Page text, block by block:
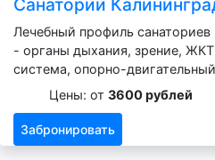
Санатории
Лечебный профиль санаториев
- органы дыхания, зрение,
система, опорно-
Цены: от 3600 рублей
Забронировать